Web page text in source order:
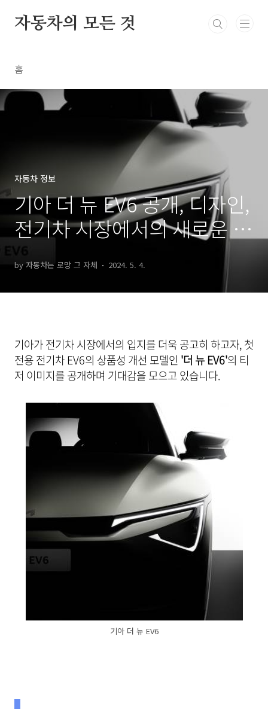
자동차의 모든 것
홈
자동차 정보
기아 더 뉴 EV6 공개, 디자인,
전기차 시장에서의 새로운 도
약
by 자동차는 로망 그 자체 2024. 5. 4.
기아가 전기차 시장에서의 입지를 더욱 공고히 하고자, 첫
전용 전기차 EV6의 상품성 개선 모델인 '더 뉴 EV6'의 티
저 이미지를 공개하며 기대감을 모으고 있습니다.
기아 더 뉴 EV6